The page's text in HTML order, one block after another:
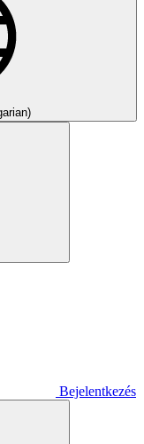
Bejelentkezés